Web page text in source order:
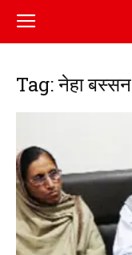
Tag: नेहा बस्सन